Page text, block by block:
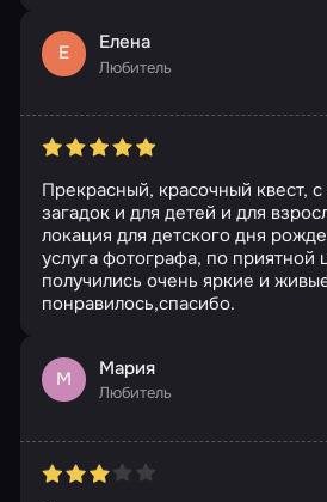
Е Елена
Любитель
Прекрасный, красочный квест,
загадок и для детей и для
локация для детского дня
услуга фотографа, по приятной
получились очень яркие и
понравилось,спасибо.
М Мария
Любитель